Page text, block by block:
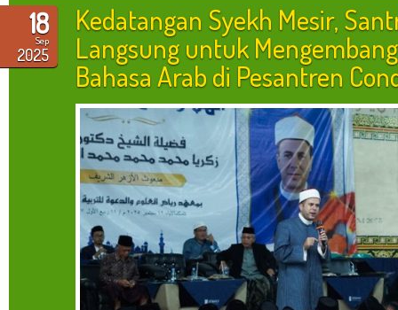
18
Sep
2025
Kedatangan Syekh Mesir,
Langsung untuk
Bahasa Arab di Pesantren